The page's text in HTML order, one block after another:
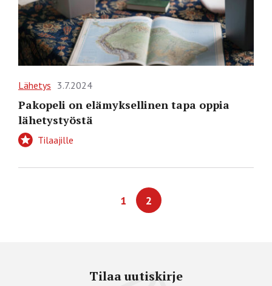
Lähetys 3.7.2024
Pakopeli on elämyksellinen tapa oppia
lähetystyöstä
Tilaajille
1 2
Tilaa uutiskirje